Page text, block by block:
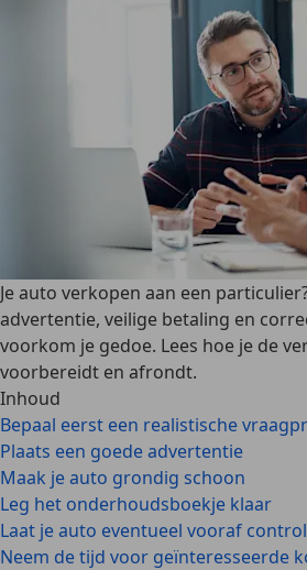
Je auto verkopen aan een
advertentie, veilige betaling en
voorkom je gedoe. Lees hoe je de
voorbereidt en afrondt.
Inhoud
Bepaal eerst een realistische
Plaats een goede advertentie
Maak je auto grondig schoon
Leg het onderhoudsboekje klaar
Laat je auto eventueel vooraf
Neem de tijd voor geïnteresseerde